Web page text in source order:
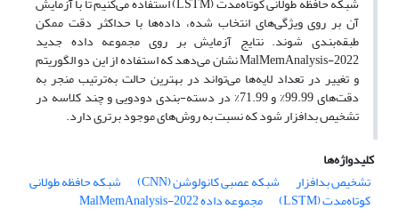
آن بر روی ویژگی‌های انتخاب شده، داده‌ها با حداکثر دقت ممکن
طبقه‌بندی شوند. نتایج آزمایش بر روی مجموعه داده جدید
MalMemAnalysis-2022 نشان می‌دهد که استفاده از این دو الگوریتم
و تغییر در تعداد لایه‌ها می‌تواند در بهترین حالت به‌ترتیب منجر به
دقت‌های 99.99% و 71.99% در دسته-بندی دودویی و چند کلاسه در
تشخیص بدافزار شود که نسبت به روش‌های موجود برتری دارد.
کلیدواژه‌ها
تشخیص بدافزار
شبکه عصبی کانولوشن (CNN) شبکه حافظه طولانی
کوتاه‌مدت (LSTM)
مجموعه داده MalMemAnalysis-2022